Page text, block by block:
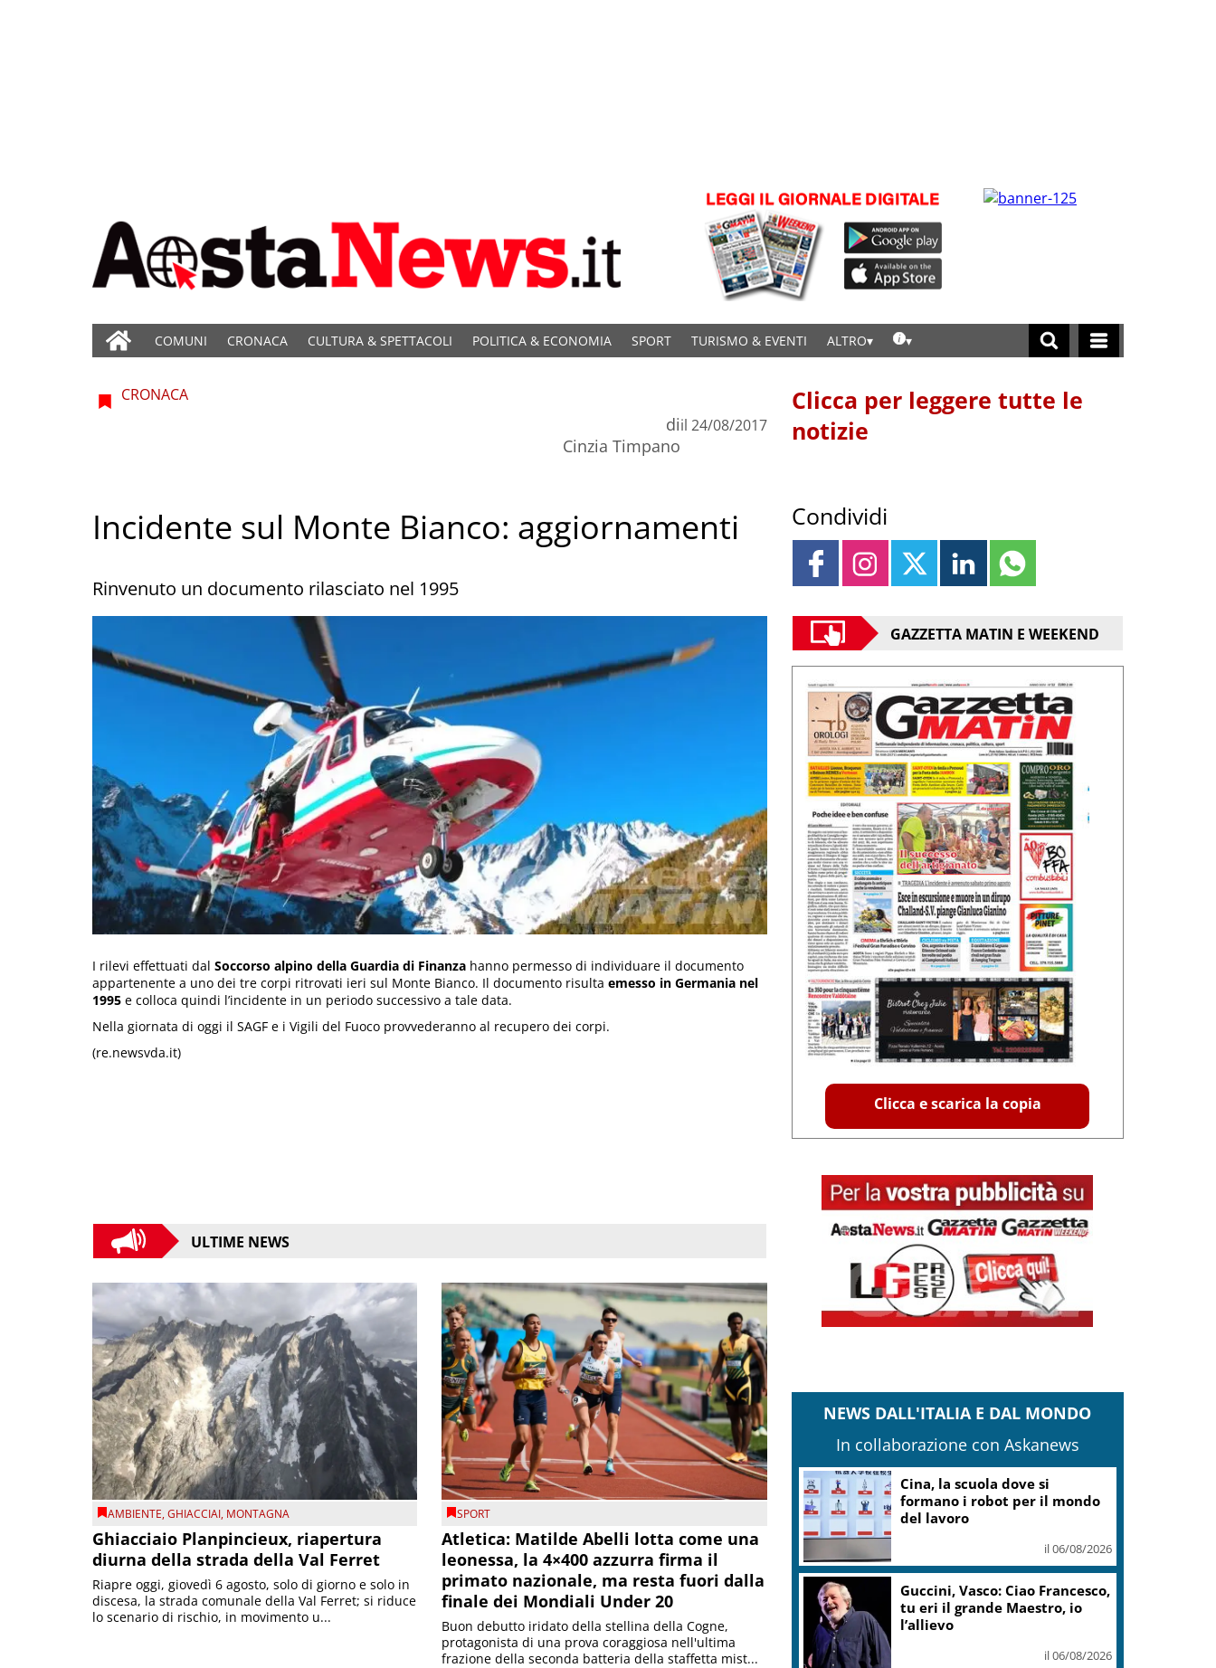
COMUNI CRONACA CULTURA & SPETTACOLI POLITICA & ECONOMIA SPORT TURISMO & EVENTI ALTRO
CRONACA
di
Cinzia Timpano
il 24/08/2017
Incidente sul Monte Bianco: aggiornamenti
Rinvenuto un documento rilasciato nel 1995
I rilevi effettuati dal Soccorso alpino della Guardia di Finanza hanno permesso di individuare il documento
appartenente a uno dei tre corpi ritrovati ieri sul Monte Bianco. Il documento risulta emesso in Germania nel
1995 e colloca quindi l’incidente in un periodo successivo a tale data.
Nella giornata di oggi il SAGF e i Vigili del Fuoco provvederanno al recupero dei corpi.
(re.newsvda.it)
ULTIME NEWS
AMBIENTE,GHIACCIAI, MONTAGNA
Ghiacciaio Planpincieux, riapertura
diurna della strada della Val Ferret
Riapre oggi, giovedì 6 agosto, solo di giorno e solo in
discesa, la strada comunale della Val Ferret; si riduce
lo scenario di rischio, in movimento u...
SPORT
Atletica: Matilde Abelli lotta come una
leonessa, la 4×400 azzurra firma il
primato nazionale, ma resta fuori dalla
finale dei Mondiali Under 20
Buon debutto iridato della stellina della Cogne,
protagonista di una prova coraggiosa nell'ultima
frazione della seconda batteria della staffetta mist...
Clicca per leggere tutte le
notizie
Condividi
GAZZETTA MATIN E WEEKEND
Clicca e scarica la copia
NEWS DALL'ITALIA E DAL MONDO
In collaborazione con Askanews
Cina, la scuola dove si
formano i robot per il mondo
del lavoro
il 06/08/2026
Guccini, Vasco: Ciao Francesco,
tu eri il grande Maestro, io
l’allievo
il 06/08/2026